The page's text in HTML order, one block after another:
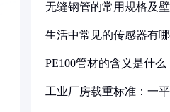
无缝钢管的常用规格及
生活中常见的传感器有
PE100管材的含义是什么
工业厂房载重标准：一